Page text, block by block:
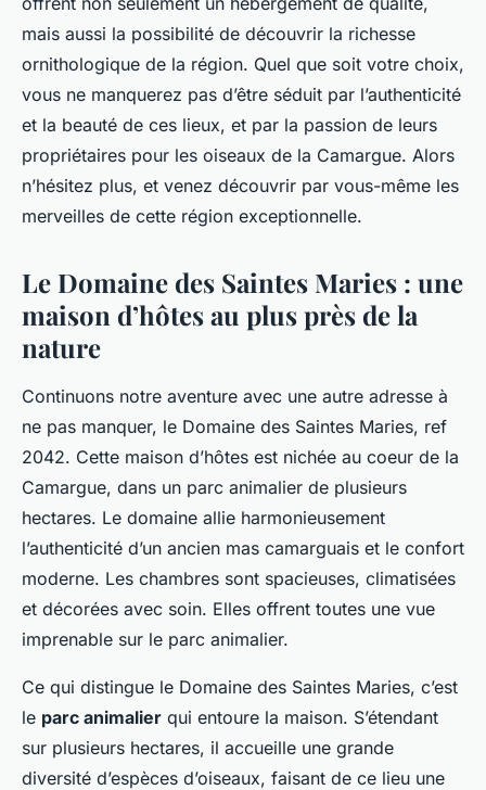
mais aussi la possibilité de découvrir la richesse
ornithologique de la région. Quel que soit votre choix,
vous ne manquerez pas d’être séduit par l’authenticité
et la beauté de ces lieux, et par la passion de leurs
propriétaires pour les oiseaux de la Camargue. Alors
n’hésitez plus, et venez découvrir par vous-même les
merveilles de cette région exceptionnelle.
Le Domaine des Saintes Maries : une
maison d’hôtes au plus près de la
nature
Continuons notre aventure avec une autre adresse à
ne pas manquer, le Domaine des Saintes Maries, ref
2042. Cette maison d’hôtes est nichée au coeur de la
Camargue, dans un parc animalier de plusieurs
hectares. Le domaine allie harmonieusement
l’authenticité d’un ancien mas camarguais et le confort
moderne. Les chambres sont spacieuses, climatisées
et décorées avec soin. Elles offrent toutes une vue
imprenable sur le parc animalier.
Ce qui distingue le Domaine des Saintes Maries, c’est
le parc animalier qui entoure la maison. S’étendant
sur plusieurs hectares, il accueille une grande
diversité d’espèces d’oiseaux, faisant de ce lieu une